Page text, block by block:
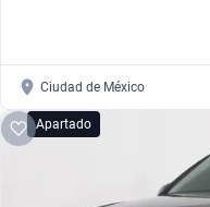
Ciudad de México
Apartado